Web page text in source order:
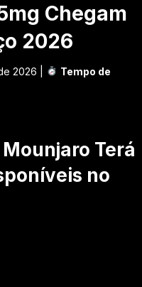
Chegam
2026
2026 |
Tempo de
Terá
no